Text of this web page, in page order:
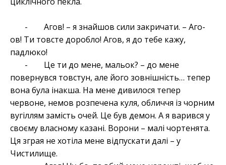
- Агов! – я знайшов сили закричати. – Аго-
ов! Ти товсте доробло! Агов, я до тебе кажу,
падлюко!
- Це ти до мене, мальок? – до мене
повернувся товстун, але його зовнішність… тепер
вона була інакша. На мене дивилося тепер
червоне, немов розпечена куля, обличчя із чорним
вугіллям замість очей. Це був демон. А я варився у
своєму власному казані. Ворони – малі чортенята.
Ця зграя не хотіла мене відпускати далі – у
Чистилище.